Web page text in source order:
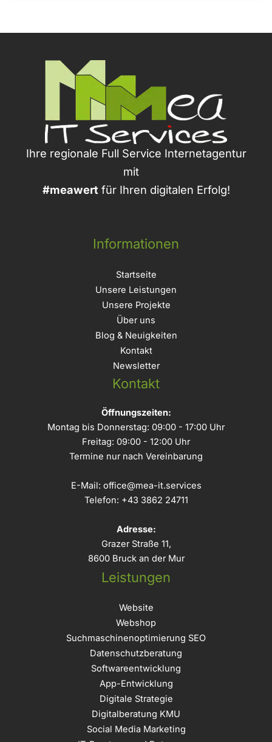
Ihre regionale Full Service Internetagentur
mit
#meawert für Ihren digitalen Erfolg!
Informationen
Startseite
Unsere Leistungen
Unsere Projekte
Über uns
Blog & Neuigkeiten
Kontakt
Newsletter
Kontakt
Öffnungszeiten:
Montag bis Donnerstag: 09:00 - 17:00 Uhr
Freitag: 09:00 - 12:00 Uhr
Termine nur nach Vereinbarung
E-Mail: office@mea-it.services
Telefon: +43 3862 24711
Adresse:
Grazer Straße 11,
8600 Bruck an der Mur
Leistungen
Website
Webshop
Suchmaschinenoptimierung SEO
Datenschutzberatung
Softwareentwicklung
App-Entwicklung
Digitale Strategie
Digitalberatung KMU
Social Media Marketing